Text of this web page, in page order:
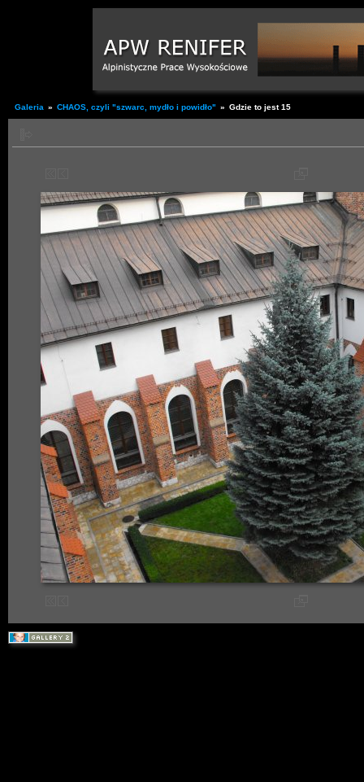
Galeria » CHAOS, czyli "szwarc, mydło i powidło" » Gdzie to jest 15